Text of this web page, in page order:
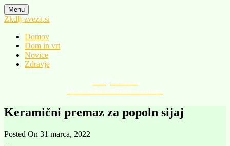
Skip
to
content
Menu
Zkdlj-zveza.si
Domov
Dom in vrt
Novice
Zdravje
Keramični premaz za popoln sijaj
Posted On 31 marca, 2022